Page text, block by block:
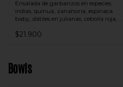
Ensalada de garbanzos en especies
indias, quinua, zanahoria, espinaca
baby, dátiles en julianas, cebolla roja,
$21.900
Bowls